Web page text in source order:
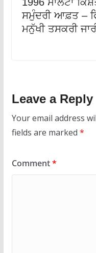
ਸਮੁੰਦਰੀ ਆਫ਼ਤ –
ਮਨੁੱਖੀ ਤਸਕਰੀ
Leave a Reply
Your email address
fields are marked *
Comment*